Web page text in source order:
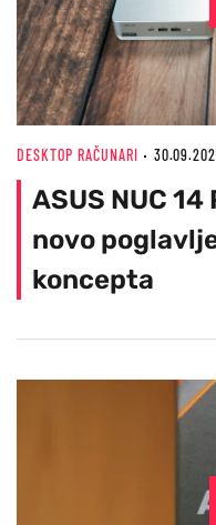
DESKTOP RAČUNARI
ASUS NUC 14
novo
koncepta